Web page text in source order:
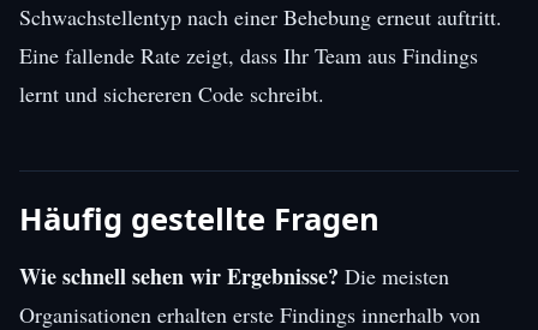
Schwachstellentyp nach einer Behebung erneut auftritt.
Eine fallende Rate zeigt, dass Ihr Team aus Findings
lernt und sichereren Code schreibt.
Häufig gestellte Fragen
Wie schnell sehen wir Ergebnisse? Die meisten
Organisationen erhalten erste Findings innerhalb von